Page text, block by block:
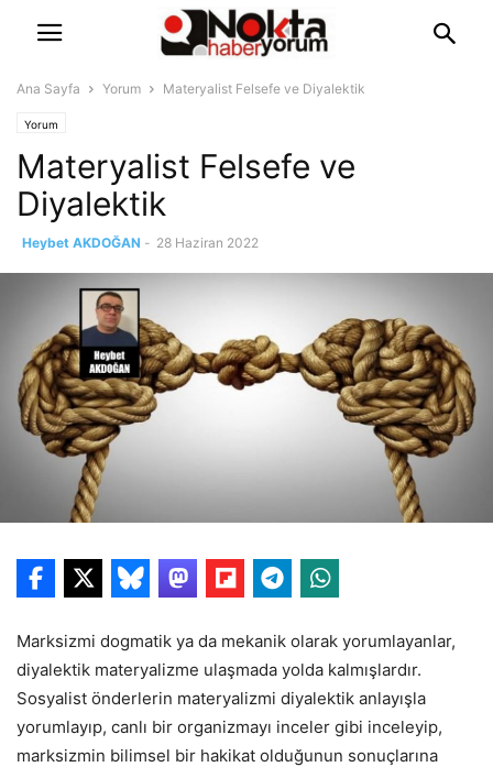
Ana Sayfa Yorum Materyalist Felsefe ve Diyalektik
Yorum
Materyalist Felsefe ve
Diyalektik
Heybet AKDOĞAN - 28 Haziran 2022
Marksizmi dogmatik ya da mekanik olarak yorumlayanlar,
diyalektik materyalizme ulaşmada yolda kalmışlardır.
Sosyalist önderlerin materyalizmi diyalektik anlayışla
yorumlayıp, canlı bir organizmayı inceler gibi inceleyip,
marksizmin bilimsel bir hakikat olduğunun sonuçlarına